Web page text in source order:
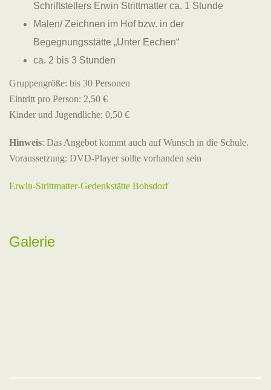
Schriftstellers Erwin Strittmatter ca. 1 Stunde
Malen/ Zeichnen im Hof bzw. in der
Begegnungsstätte „Unter Eechen“
ca. 2 bis 3 Stunden
Gruppengröße: bis 30 Personen
Eintritt pro Person: 2,50 €
Kinder und Jugendliche: 0,50 €
Hinweis: Das Angebot kommt auch auf Wunsch in die Schule.
Voraussetzung: DVD-Player sollte vorhanden sein
Erwin-Strittmatter-Gedenkstätte Bohsdorf
Galerie